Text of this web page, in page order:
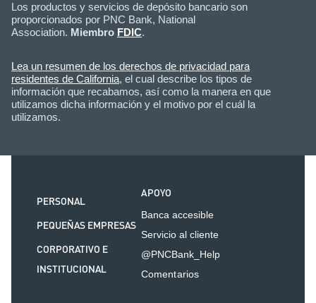
Los productos y servicios de depósito bancario son
proporcionados por PNC Bank, National
Association. Miembro FDIC.
Lea un resumen de los derechos de privacidad para
residentes de California, el cual describe los tipos de
información que recabamos, así como la manera en que
utilizamos dicha información y el motivo por el cuál la
utilizamos.
PERSONAL
PEQUEÑAS EMPRESAS
CORPORATIVO E
INSTITUCIONAL
APOYO
Banca accesible
Servicio al cliente
@PNCBank_Help
Comentarios